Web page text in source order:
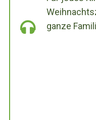
ganze